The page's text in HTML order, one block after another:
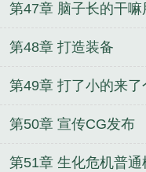
第47章 脑子长的干嘛
第48章 打造装备
第49章 打了小的来了
第50章 宣传CG发布
第51章 生化危机普通